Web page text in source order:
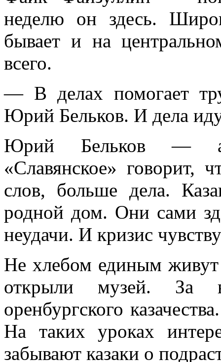
неделю он здесь.
бывает и на
всего.
— В делах помогает
Юрий Бельков. И дела
Юрий Бельков —
«Славянское»
слов, больше дела.
родной дом. Они сами
неудачи. И кризис
Не хлебом единым
открыли музей. За
оренбургского
На таких уроках
забывают казаки о